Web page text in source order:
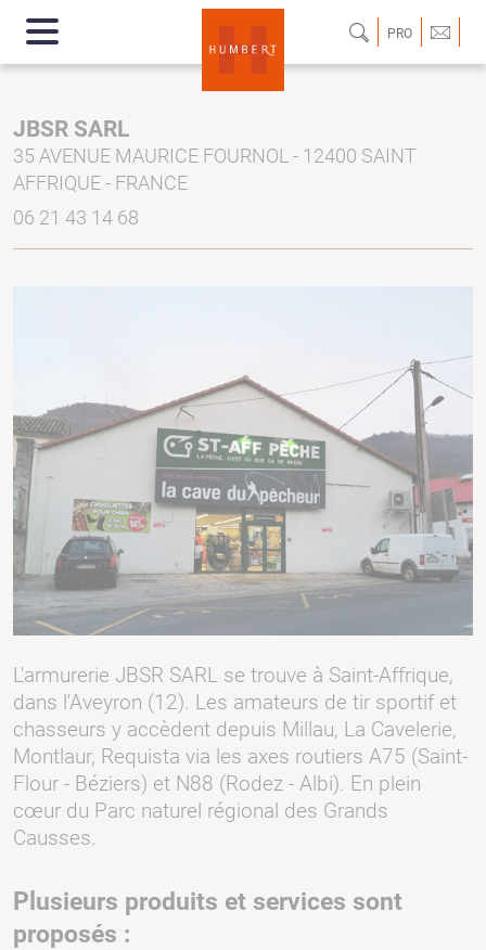
PRO
JBSR SARL
35 AVENUE MAURICE FOURNOL - 12400 SAINT
AFFRIQUE - FRANCE
06 21 43 14 68
L'armurerie JBSR SARL se trouve à Saint-Affrique,
dans l'Aveyron (12). Les amateurs de tir sportif et
chasseurs y accèdent depuis Millau, La Cavelerie,
Montlaur, Requista via les axes routiers A75 (Saint-
Flour - Béziers) et N88 (Rodez - Albi). En plein
cœur du Parc naturel régional des Grands
Causses.
Plusieurs produits et services sont
proposés :